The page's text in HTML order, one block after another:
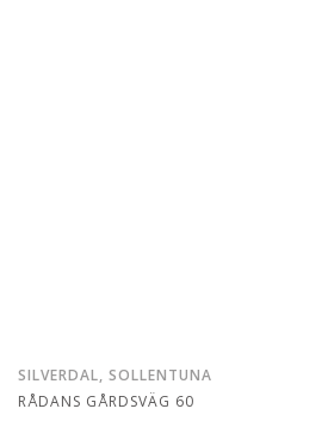
SILVERDAL, SOLLENTUNA
RÅDANS GÅRDSVÄG 60